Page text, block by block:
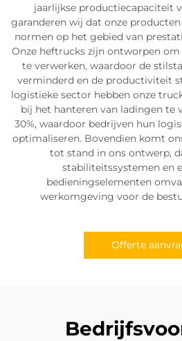
jaarlijkse productiecapaciteit
garanderen wij dat onze
normen op het gebied van
Onze heftrucks zijn ontworpen
te verwerken, waardoor de
verminderd en de productiviteit
logistieke sector hebben onze
bij het hanteren van ladingen te
30%, waardoor bedrijven hun
optimaliseren. Bovendien komt
tot stand in ons ontwerp,
stabiliteitssystemen en
bedieningselementen
werkomgeving voor de
Offerte